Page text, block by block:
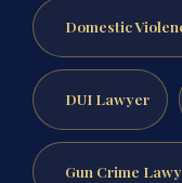
Domestic
DUI Lawyer
Gun Crime